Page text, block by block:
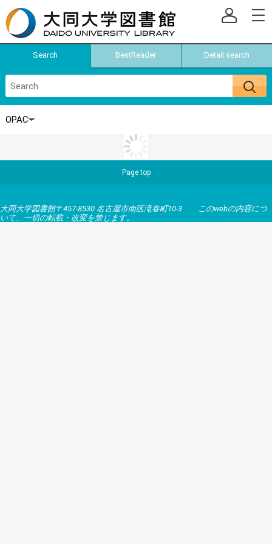
Search BestReader Detail search
Page top
大同大学図書館〒457-8530 名古屋市南区滝春町10-3 このwebの内容につ
いて、一切の転載・改変を禁じます。